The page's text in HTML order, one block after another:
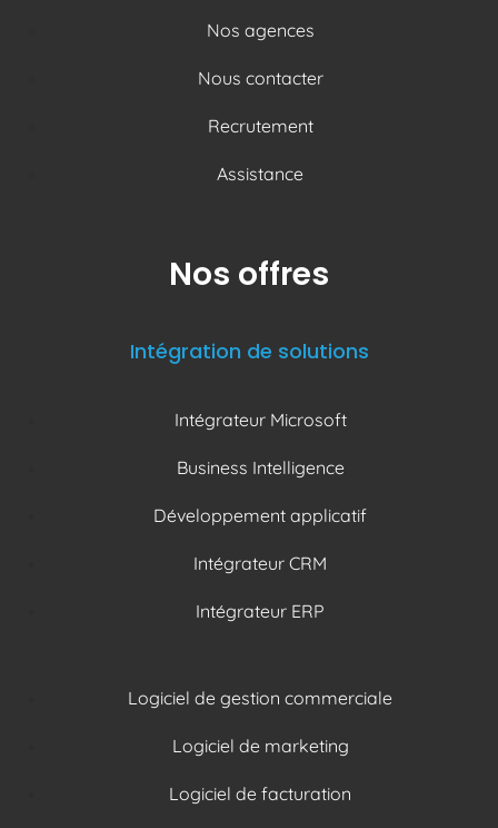
Nos agences
Nous contacter
Recrutement
Assistance
Nos offres
Intégration de solutions
Intégrateur Microsoft
Business Intelligence
Développement applicatif
Intégrateur CRM
Intégrateur ERP
Logiciel de gestion commerciale
Logiciel de marketing
Logiciel de facturation